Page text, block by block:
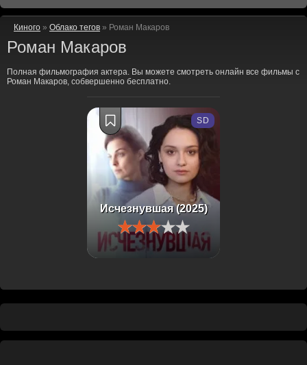
Киного » Облако тегов » Роман Макаров
Роман Макаров
Полная фильмография актера. Вы можете смотреть онлайн все фильмы с
Роман Макаров, собвершенно бесплатно.
Исчезнувшая (2025)
SD